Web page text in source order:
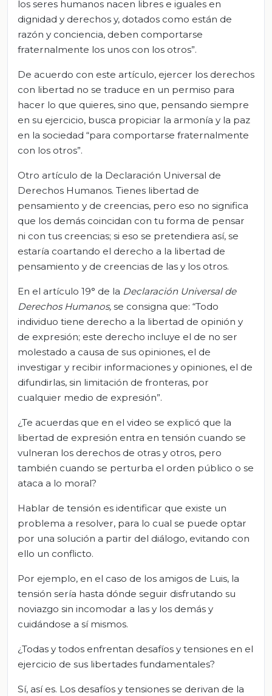
los seres humanos nacen libres e iguales en
dignidad y derechos y, dotados como están de
razón y conciencia, deben comportarse
fraternalmente los unos con los otros”.
De acuerdo con este artículo, ejercer los derechos
con libertad no se traduce en un permiso para
hacer lo que quieres, sino que, pensando siempre
en su ejercicio, busca propiciar la armonía y la paz
en la sociedad “para comportarse fraternalmente
con los otros”.
Otro artículo de la Declaración Universal de
Derechos Humanos. Tienes libertad de
pensamiento y de creencias, pero eso no significa
que los demás coincidan con tu forma de pensar
ni con tus creencias; si eso se pretendiera así, se
estaría coartando el derecho a la libertad de
pensamiento y de creencias de las y los otros.
En el artículo 19° de la Declaración Universal de
Derechos Humanos, se consigna que: “Todo
individuo tiene derecho a la libertad de opinión y
de expresión; este derecho incluye el de no ser
molestado a causa de sus opiniones, el de
investigar y recibir informaciones y opiniones, el de
difundirlas, sin limitación de fronteras, por
cualquier medio de expresión”.
¿Te acuerdas que en el video se explicó que la
libertad de expresión entra en tensión cuando se
vulneran los derechos de otras y otros, pero
también cuando se perturba el orden público o se
ataca a lo moral?
Hablar de tensión es identificar que existe un
problema a resolver, para lo cual se puede optar
por una solución a partir del diálogo, evitando con
ello un conflicto.
Por ejemplo, en el caso de los amigos de Luis, la
tensión sería hasta dónde seguir disfrutando su
noviazgo sin incomodar a las y los demás y
cuidándose a sí mismos.
¿Todas y todos enfrentan desafíos y tensiones en el
ejercicio de sus libertades fundamentales?
Sí, así es. Los desafíos y tensiones se derivan de la